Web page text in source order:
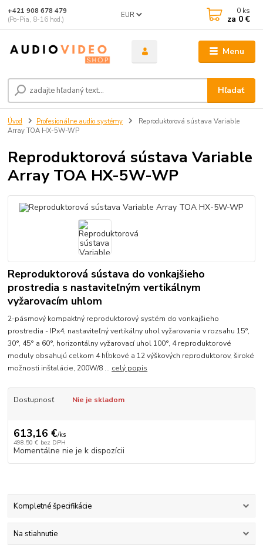
Menu
EUR
Hľadať
+421 908 678 479
(Po-Pia, 8-16 hod.)
0 ks
za 0 €
Úvod Profesionálne audio systémy
Reproduktorová sústava Variable
Array TOA HX-5W-WP
Reproduktorová sústava Variable
Array TOA HX-5W-WP
Reproduktorová sústava do vonkajšieho
prostredia s nastaviteľným vertikálnym
vyžarovacím uhlom
2-pásmový kompaktný reproduktorový systém do vonkajšieho
prostredia - IPx4, nastaviteľný vertikálny uhol vyžarovania v rozsahu 15°,
30°, 45° a 60°, horizontálny vyžarovací uhol 100°, 4 reproduktorové
moduly obsahujú celkom 4 hĺbkové a 12 výškových reproduktorov, široké
možnosti inštalácie, 200W/8 ... celý popis
Dostupnosť Nie je skladom
613,16 €/ks
498,50 € bez DPH
Momentálne nie je k dispozícii
Kompletné špecifikácie
Na stiahnutie